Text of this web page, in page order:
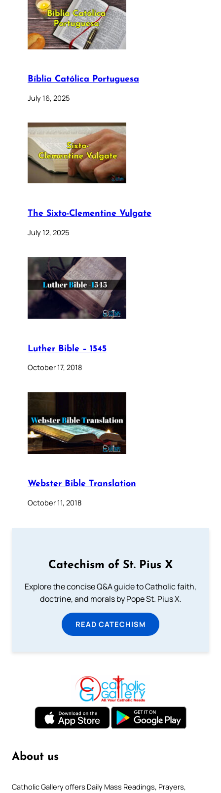
Bíblia Católica Portuguesa
July 16, 2025
The Sixto-Clementine Vulgate
July 12, 2025
Luther Bible – 1545
October 17, 2018
Webster Bible Translation
October 11, 2018
Catechism of St. Pius X
Explore the concise Q&A guide to Catholic faith,
doctrine, and morals by Pope St. Pius X.
READ CATECHISM
About us
Catholic Gallery offers Daily Mass Readings, Prayers,